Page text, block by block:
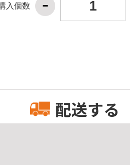
入個数
配送する